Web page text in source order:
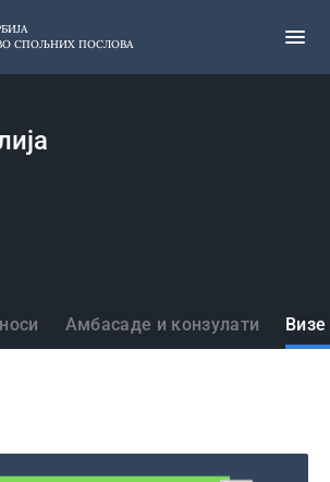
СПОЉНИХ ПОСЛОВА
Амбасаде и конзулати